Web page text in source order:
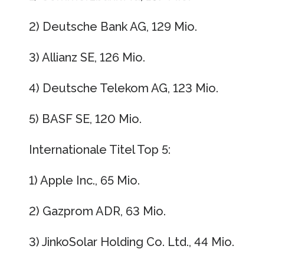
2) Deutsche Bank AG, 129 Mio.
3) Allianz SE, 126 Mio.
4) Deutsche Telekom AG, 123 Mio.
5) BASF SE, 120 Mio.
Internationale Titel Top 5:
1) Apple Inc., 65 Mio.
2) Gazprom ADR, 63 Mio.
3) JinkoSolar Holding Co. Ltd., 44 Mio.